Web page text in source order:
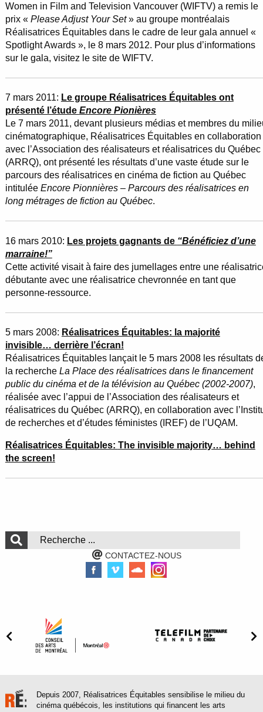
Women in Film and Television Vancouver (WIFTV) a remis le
prix « Please Adjust Your Set» au groupe montréalais
Réalisatrices Équitables dans le cadre de leur gala annuel «
Spotlight Awards », le 8 mars 2012. Pour plus d’informations
sur le gala, visitez le site de WIFTV.
7 mars 2011: Le groupe Réalisatrices Équitables ont
présenté l’étude Encore Pionières
Le 7 mars 2011, devant plusieurs médias et membres du
cinématographique, Réalisatrices Équitables en collaboration
avec l’Association des réalisateurs et réalisatrices du Québec
(ARRQ), ont présenté les résultats d’une vaste étude sur le
parcours des réalisatrices en cinéma de fiction au Québec
intitulée Encore Pionnières – Parcours des réalisatrices en
long métrages de fiction au Québec.
16 mars 2010: Les projets gagnants de “Bénéficiez d’une
marraine!”
Cette activité visait à faire des jumellages entre une
débutante avec une réalisatrice chevronnée en tant que
personne-ressource.
5 mars 2008: Réalisatrices Équitables: la majorité
invisible… derrière l’écran!
Réalisatrices Équitables lançait le 5 mars 2008 les résultats
la recherche La Place des réalisatrices dans le financement
public du cinéma et de la télévision au Québec (2002-2007),
réalisée avec l’appui de l’Association des réalisateurs et
réalisatrices du Québec (ARRQ), en collaboration avec
de recherches et d’études féministes (IREF) de l’UQAM.
Réalisatrices Équitables: The invisible majority… behind
the screen!
CONTACTEZ-NOUS
Depuis 2007, Réalisatrices Équitables sensibilise le milieu du
cinéma québécois, les institutions qui financent les arts